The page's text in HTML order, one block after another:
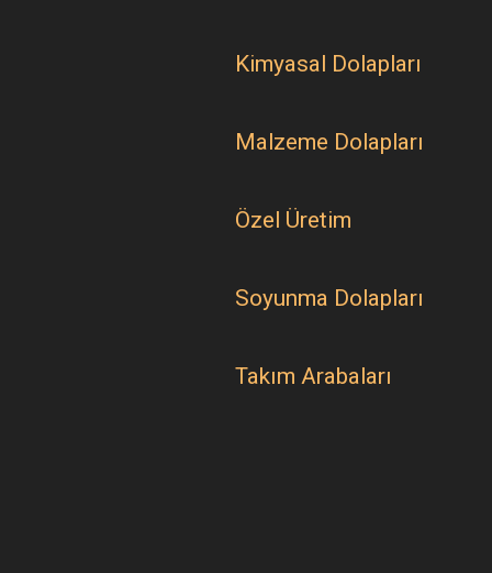
Kimyasal Dolapları
Malzeme Dolapları
Özel Üretim
Soyunma Dolapları
Takım Arabaları